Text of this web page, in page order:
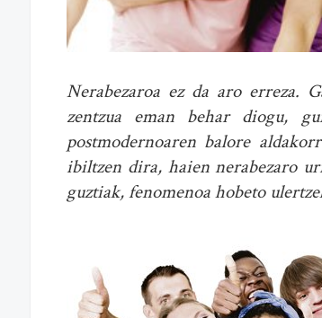
Nerabezaroa ez da aro erreza.
zentzua eman behar diogu,
postmodernoaren balore
ibiltzen dira, haien nerabezaro
guztiak, fenomenoa hobeto